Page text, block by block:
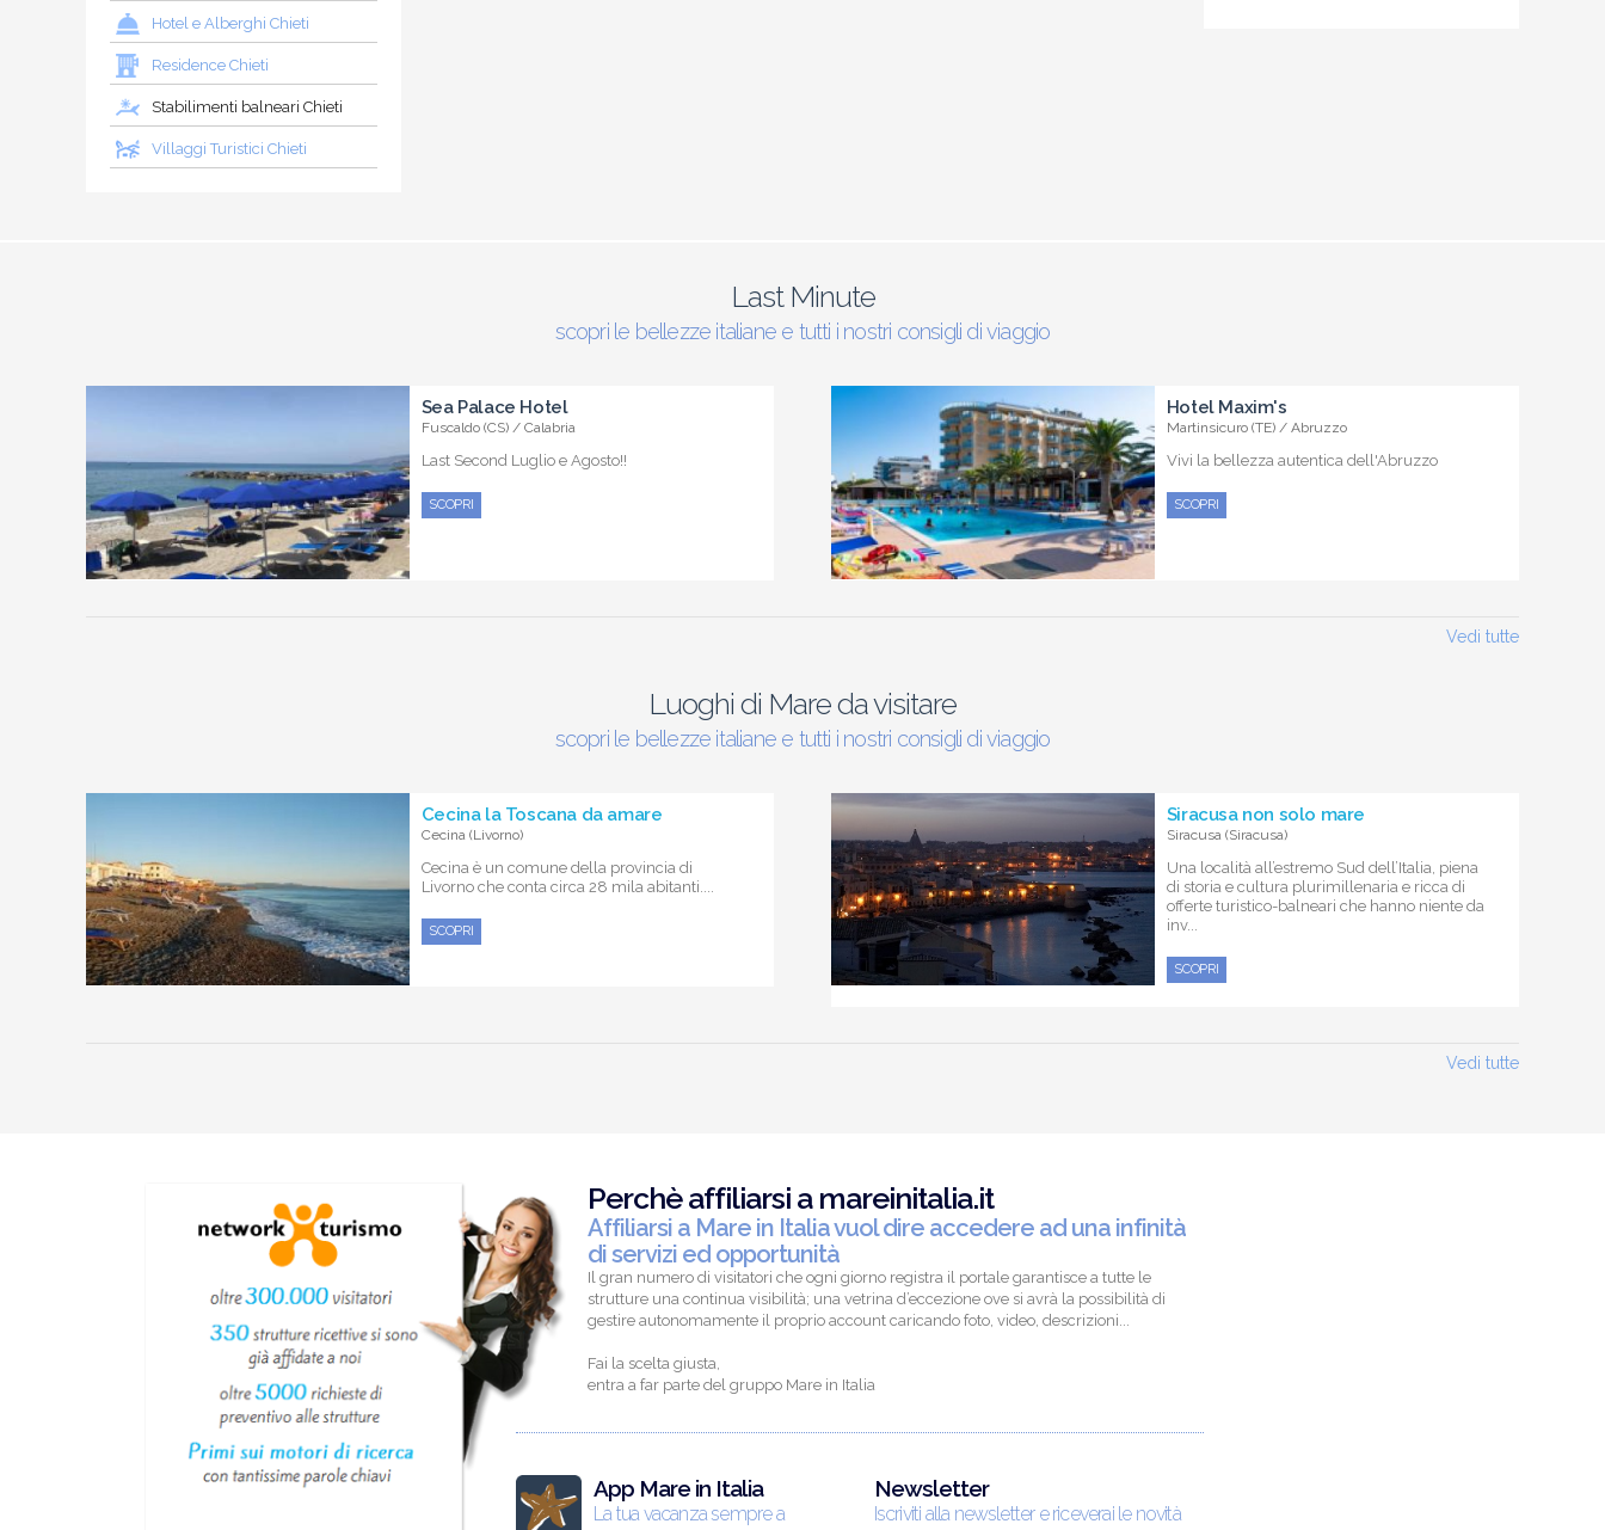
Hotel e Alberghi Chieti
Residence Chieti
Stabilimenti balneari Chieti
Villaggi Turistici Chieti
Last Minute
scopri le bellezze italiane e tutti i nostri consigli di viaggio
Sea Palace Hotel
Fuscaldo (CS) / Calabria
Last Second Luglio e Agosto!!
SCOPRI
Hotel Maxim's
Martinsicuro (TE) / Abruzzo
Vivi la bellezza autentica dell'Abruzzo
SCOPRI
Vedi tutte
Luoghi di Mare da visitare
scopri le bellezze italiane e tutti i nostri consigli di viaggio
Cecina la Toscana da amare
Cecina (Livorno)
Cecina è un comune della provincia di
Livorno che conta circa 28 mila abitanti....
SCOPRI
Siracusa non solo mare
Siracusa (Siracusa)
Una località all’estremo Sud dell’Italia, piena
di storia e cultura plurimillenaria e ricca di
offerte turistico-balneari che hanno niente da
inv...
SCOPRI
Vedi tutte
Perchè affiliarsi a mareinitalia.it
Affiliarsi a Mare in Italia vuol dire accedere ad una infinità
di servizi ed opportunità
Il gran numero di visitatori che ogni giorno registra il portale garantisce a tutte le
strutture una continua visibilità; una vetrina d’eccezione ove si avrà la possibilità di
gestire autonomamente il proprio account caricando foto, video, descrizioni...
Fai la scelta giusta,
entra a far parte del gruppo Mare in Italia
App Mare in Italia
La tua vacanza sempre a
Newsletter
Iscriviti alla newsletter e riceverai le novità